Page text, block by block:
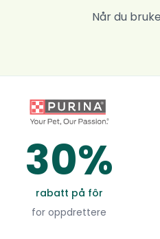
Når du
30%
rabatt på fôr
for oppdrettere